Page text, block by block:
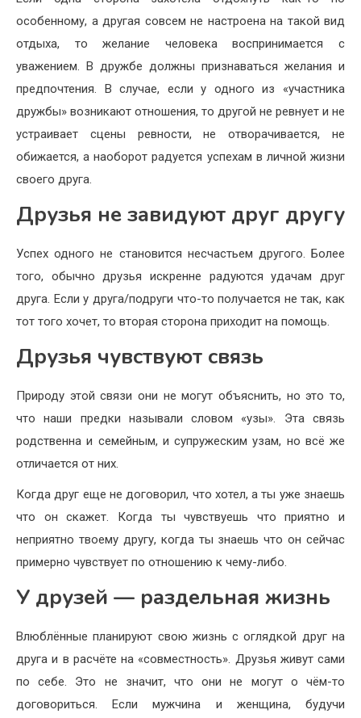
особенному, а другая совсем не настроена на такой вид
отдыха, то желание человека воспринимается с
уважением. В дружбе должны признаваться желания и
предпочтения. В случае, если у одного из «участника
дружбы» возникают отношения, то другой не ревнует и не
устраивает сцены ревности, не отворачивается, не
обижается, а наоборот радуется успехам в личной жизни
своего друга.
Друзья не завидуют друг другу
Успех одного не становится несчастьем другого. Более
того, обычно друзья искренне радуются удачам друг
друга. Если у друга/подруги что-то получается не так, как
тот того хочет, то вторая сторона приходит на помощь.
Друзья чувствуют связь
Природу этой связи они не могут объяснить, но это то,
что наши предки называли словом «узы». Эта связь
родственна и семейным, и супружеским узам, но всё же
отличается от них.
Когда друг еще не договорил, что хотел, а ты уже знаешь
что он скажет. Когда ты чувствуешь что приятно и
неприятно твоему другу, когда ты знаешь что он сейчас
примерно чувствует по отношению к чему-либо.
У друзей — раздельная жизнь
Влюблённые планируют свою жизнь с оглядкой друг на
друга и в расчёте на «совместность». Друзья живут сами
по себе. Это не значит, что они не могут о чём-то
договориться. Если мужчина и женщина, будучи